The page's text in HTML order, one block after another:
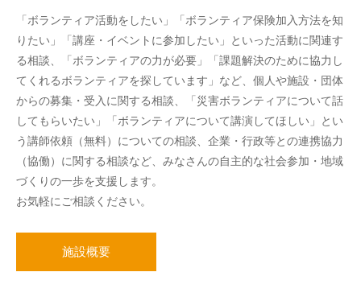
「ボランティア活動をしたい」「ボランティア保険加入方法を知
りたい」「講座・イベントに参加したい」といった活動に関連す
る相談、「ボランティアの力が必要」「課題解決のために協力し
てくれるボランティアを探しています」など、個人や施設・団体
からの募集・受入に関する相談、「災害ボランティアについて話
してもらいたい」「ボランティアについて講演してほしい」とい
う講師依頼（無料）についての相談、企業・行政等との連携協力
（協働）に関する相談など、みなさんの自主的な社会参加・地域
づくりの一歩を支援します。
お気軽にご相談ください。
施設概要